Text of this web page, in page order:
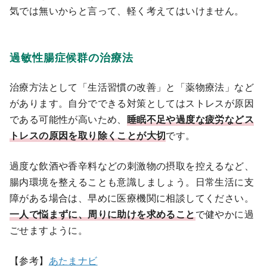
気では無いからと言って、軽く考えてはいけません。
過敏性腸症候群の治療法
治療方法として「生活習慣の改善」と「薬物療法」など
があります。自分でできる対策としてはストレスが原因
である可能性が高いため、 睡眠不足や過度な疲労などス
トレスの原因を取り除くことが大切です。
過度な飲酒や香辛料などの刺激物の摂取を控えるなど、
腸内環境を整えることも意識しましょう。日常生活に支
障がある場合は、早めに医療機関に相談してください。
一人で悩まずに、周りに助けを求めることで健やかに過
ごせますように。
【参考】 あたまナビ